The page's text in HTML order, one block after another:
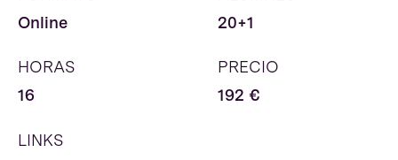
Apúntate aquí
SINOPSIS
Taller teórico sobre los
las investigaciones artísticas.